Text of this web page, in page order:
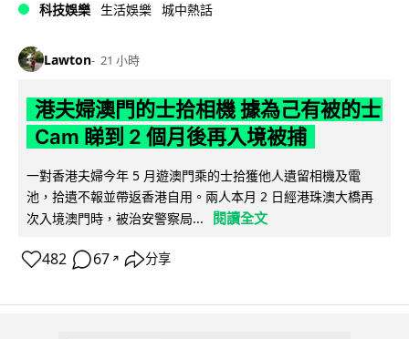
科技娛樂 生活娛樂 城中熱話
Lawton 21 小時
港夫婦澳門的士拾相機 據為己有被的士
Cam 睇到 2 個月後再入境被捕
一對香港夫婦今年 5 月遊澳門乘的士拾獲他人遺留相機及電
池，拾遺不報並帶返香港自用。兩人本月 2 日經港珠澳大橋再
次入境澳門時，被治安警察局...
閱讀全文
482 67 ↗ 分享